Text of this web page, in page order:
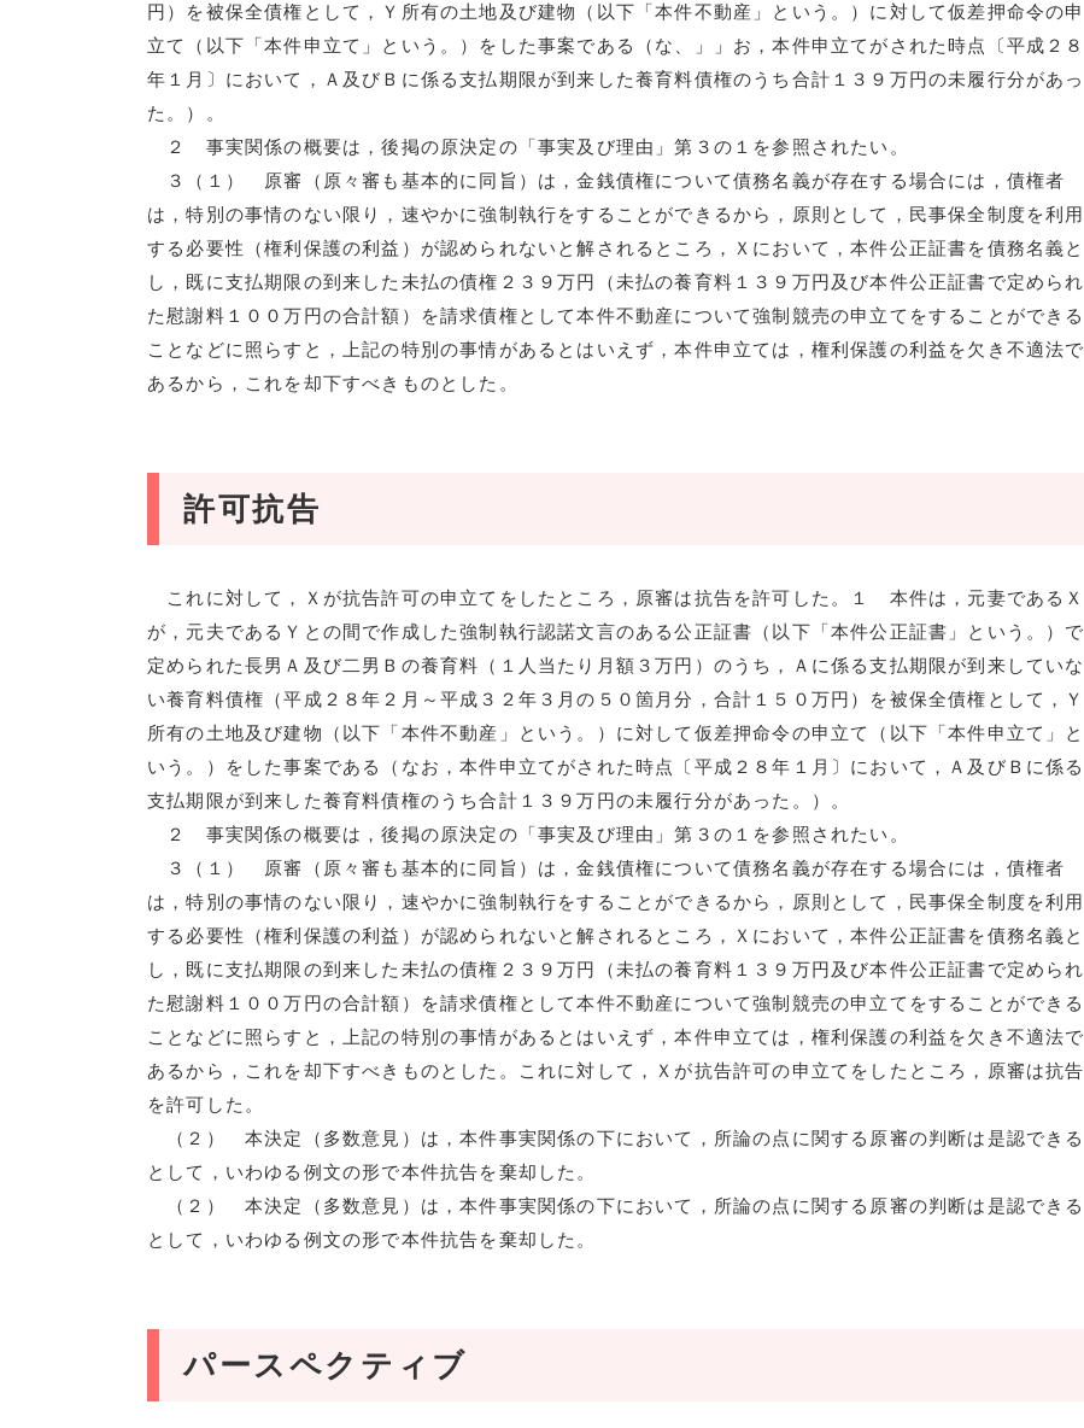
円）を被保全債権として，Ｙ所有の土地及び建物（以下「本件不動産」という。）に対して仮差押命令の申
立て（以下「本件申立て」という。）をした事案である（な、」」お，本件申立てがされた時点〔平成２８
年１月〕において，Ａ及びＢに係る支払期限が到来した養育料債権のうち合計１３９万円の未履行分があっ
た。）。
２ 事実関係の概要は，後掲の原決定の「事実及び理由」第３の１を参照されたい。
３（１） 原審（原々審も基本的に同旨）は，金銭債権について債務名義が存在する場合には，債権者
は，特別の事情のない限り，速やかに強制執行をすることができるから，原則として，民事保全制度を利用
する必要性（権利保護の利益）が認められないと解されるところ，Ｘにおいて，本件公正証書を債務名義と
し，既に支払期限の到来した未払の債権２３９万円（未払の養育料１３９万円及び本件公正証書で定められ
た慰謝料１００万円の合計額）を請求債権として本件不動産について強制競売の申立てをすることができる
ことなどに照らすと，上記の特別の事情があるとはいえず，本件申立ては，権利保護の利益を欠き不適法で
あるから，これを却下すべきものとした。
許可抗告
これに対して，Ｘが抗告許可の申立てをしたところ，原審は抗告を許可した。１ 本件は，元妻であるＸ
が，元夫であるＹとの間で作成した強制執行認諾文言のある公正証書（以下「本件公正証書」という。）で
定められた長男Ａ及び二男Ｂの養育料（１人当たり月額３万円）のうち，Ａに係る支払期限が到来していな
い養育料債権（平成２８年２月～平成３２年３月の５０箇月分，合計１５０万円）を被保全債権として，Ｙ
所有の土地及び建物（以下「本件不動産」という。）に対して仮差押命令の申立て（以下「本件申立て」と
いう。）をした事案である（なお，本件申立てがされた時点〔平成２８年１月〕において，Ａ及びＢに係る
支払期限が到来した養育料債権のうち合計１３９万円の未履行分があった。）。
２ 事実関係の概要は，後掲の原決定の「事実及び理由」第３の１を参照されたい。
３（１） 原審（原々審も基本的に同旨）は，金銭債権について債務名義が存在する場合には，債権者
は，特別の事情のない限り，速やかに強制執行をすることができるから，原則として，民事保全制度を利用
する必要性（権利保護の利益）が認められないと解されるところ，Ｘにおいて，本件公正証書を債務名義と
し，既に支払期限の到来した未払の債権２３９万円（未払の養育料１３９万円及び本件公正証書で定められ
た慰謝料１００万円の合計額）を請求債権として本件不動産について強制競売の申立てをすることができる
ことなどに照らすと，上記の特別の事情があるとはいえず，本件申立ては，権利保護の利益を欠き不適法で
あるから，これを却下すべきものとした。これに対して，Ｘが抗告許可の申立てをしたところ，原審は抗告
を許可した。
（２） 本決定（多数意見）は，本件事実関係の下において，所論の点に関する原審の判断は是認できる
として，いわゆる例文の形で本件抗告を棄却した。
（２） 本決定（多数意見）は，本件事実関係の下において，所論の点に関する原審の判断は是認できる
として，いわゆる例文の形で本件抗告を棄却した。
パースペクティブ